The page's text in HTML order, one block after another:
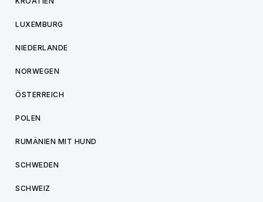
LUXEMBURG
NIEDERLANDE
NORWEGEN
ÖSTERREICH
POLEN
RUMÄNIEN MIT HUND
SCHWEDEN
SCHWEIZ